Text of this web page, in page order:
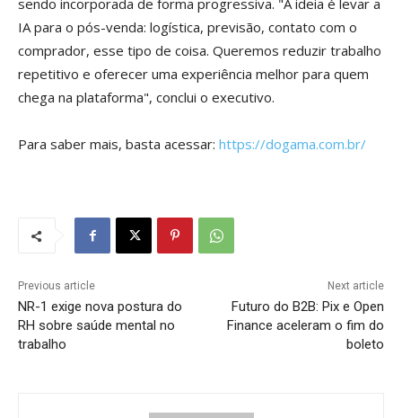
sendo incorporada de forma progressiva. "A ideia é levar a
IA para o pós-venda: logística, previsão, contato com o
comprador, esse tipo de coisa. Queremos reduzir trabalho
repetitivo e oferecer uma experiência melhor para quem
chega na plataforma", conclui o executivo.
Para saber mais, basta acessar: https://dogama.com.br/
Previous article
NR-1 exige nova postura do
RH sobre saúde mental no
trabalho
Next article
Futuro do B2B: Pix e Open
Finance aceleram o fim do
boleto